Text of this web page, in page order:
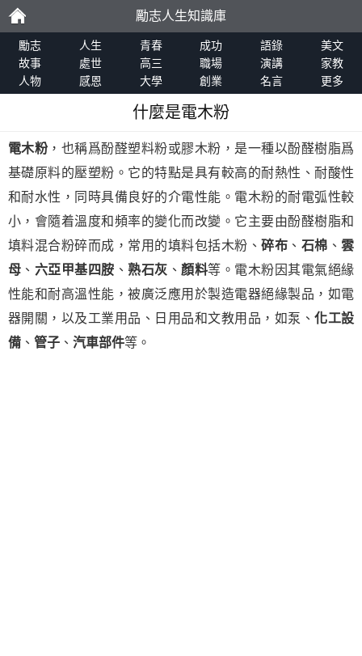
勵
志
勵志人生知識庫
勵志 人生 青春 成功 語錄
美文
故事
處世 高三 職場 演講
家教
人物
感恩 大學 創業 名言 更多
什麼是電木粉
電木粉，也稱爲酚醛塑料粉或膠木粉，是一種以酚醛樹脂爲
基礎原料的壓塑粉。它的特點是具有較高的耐熱性、耐酸性
和耐水性，同時具備良好的介電性能。電木粉的耐電弧性較
小，會隨着溫度和頻率的變化而改變。它主要由酚醛樹脂和
填料混合粉碎而成，常用的填料包括木粉、碎布 、 石棉 、雲
母 、 六亞甲基四胺 、 熟石灰 、 顏料等。電木粉因其電氣絕緣
性能和耐高溫性能，被廣泛應用於製造電器絕緣製品，如電
器開關，以及工業用品、日用品和文教用品，如泵、化工設
備 、 管子 、 汽車部件等。